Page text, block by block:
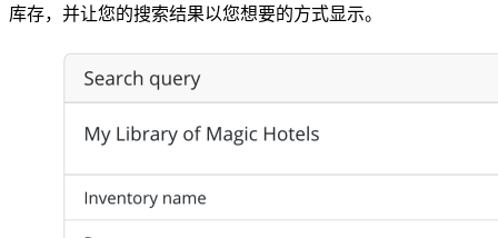
库存，并让您的搜索结果以您想要的方式显示。